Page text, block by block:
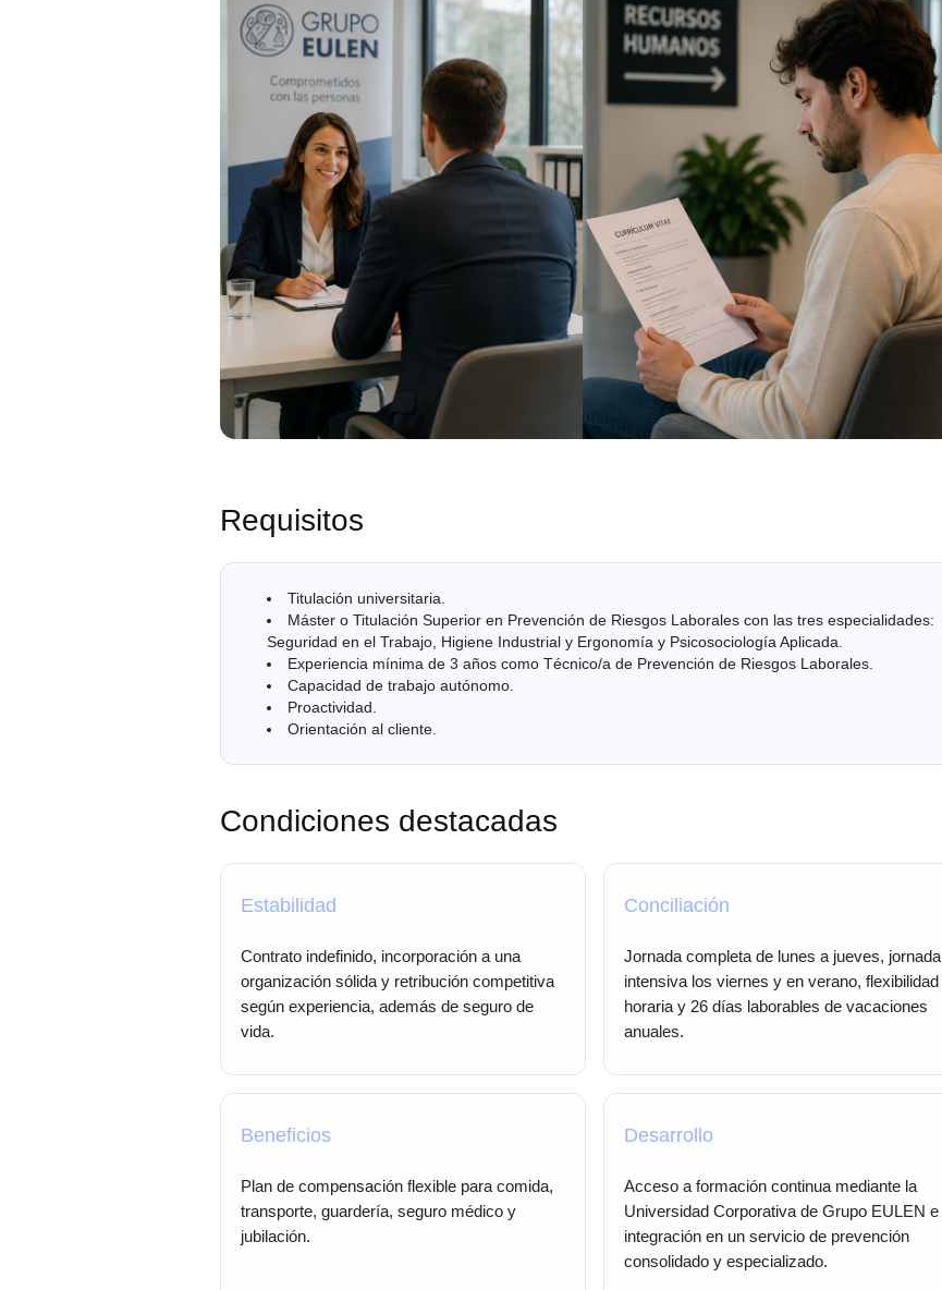
Requisitos
Titulación universitaria.
Máster o Titulación Superior en Prevención de Riesgos Laborales con las tres especialidades:
Seguridad en el Trabajo, Higiene Industrial y Ergonomía y Psicosociología Aplicada.
Experiencia mínima de 3 años como Técnico/a de Prevención de Riesgos Laborales.
Capacidad de trabajo autónomo.
Proactividad.
Orientación al cliente.
Condiciones destacadas
Estabilidad
Contrato indefinido, incorporación a una
organización sólida y retribución competitiva
según experiencia, además de seguro de
vida.
Conciliación
Jornada completa de lunes a jueves, jornada
intensiva los viernes y en verano, flexibilidad
horaria y 26 días laborables de vacaciones
anuales.
Beneficios
Plan de compensación flexible para comida,
transporte, guardería, seguro médico y
jubilación.
Desarrollo
Acceso a formación continua mediante la
Universidad Corporativa de Grupo EULEN e
integración en un servicio de prevención
consolidado y especializado.